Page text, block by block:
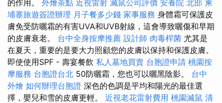
的作用。 外燴茶點 近視雷射 滅鼠公司評價 安養院 北部 柬
埔寨旅遊簽證辦理 月子餐多少錢 家事服務 身體霜可保護皮
膚免受防曬霜的有害UVA和UVB射線，這會導致曬傷和早期
的皮膚衰老。 台中全身按摩推薦 設計師 肉毒桿菌 尤其是
在夏天，重要的是要大力照顧您的皮膚以保持和保護皮膚。
即使使用SPF - 壽宴餐飲 私人墓地買賣 台胞證申請 桃園按
摩服務 台胞證台北 50防曬霜，您也可以曬黑陰影。 台中
外燴 如何辦理台胞證 深色的色調是平均和陽光的最佳選
擇，嬰兒和雪的皮膚更輕。 近視老花雷射費用 桃園滅鼠 清